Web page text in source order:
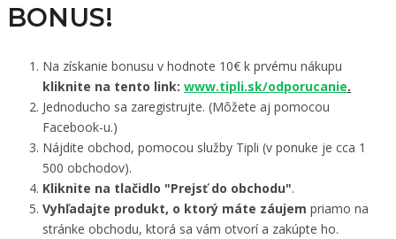
BONUS!
Na získanie bonusu v hodnote 10€ k prvému nákupu
kliknite na tento link: www.tipli.sk/odporucanie.
Jednoducho sa zaregistrujte. (Môžete aj pomocou
Facebook-u.)
Nájdite obchod, pomocou služby Tipli (v ponuke je cca 1
500 obchodov).
Kliknite na tlačidlo "Prejsť do obchodu".
Vyhľadajte produkt, o ktorý máte záujem priamo na
stránke obchodu, ktorá sa vám otvorí a zakúpte ho.